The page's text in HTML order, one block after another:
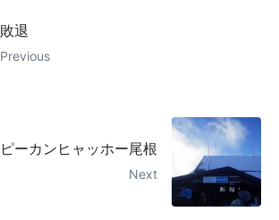
敗退
Previous
ピーカンヒャッホー尾根
Next